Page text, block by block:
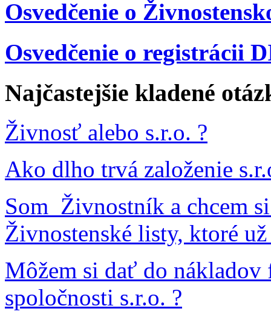
Osvedčenie o
Osvedčenie o registrácii
Najčastejšie kladené
Živnosť alebo s.r.o. ?
Ako dlho trvá založenie
Som Živnostník a chcem
Živnostenské listy, ktoré už
Môžem si dať do nákladov
spoločnosti s.r.o. ?